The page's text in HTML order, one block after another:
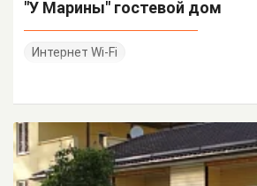
"У Марины" гостевой дом
Интернет Wi-Fi